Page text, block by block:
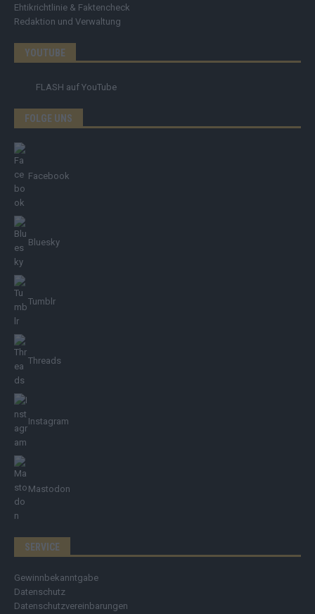
Ehtikrichtlinie & Faktencheck
Redaktion und Verwaltung
YOUTUBE
FLASH auf YouTube
FOLGE UNS
Facebook
Bluesky
Tumblr
Threads
Instagram
Mastodon
SERVICE
Gewinnbekanntgabe
Datenschutz
Datenschutzvereinbarungen